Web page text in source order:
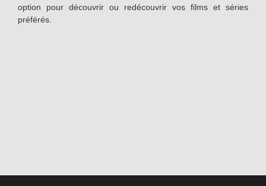
option pour découvrir ou redécouvrir vos films et séries
préférés.